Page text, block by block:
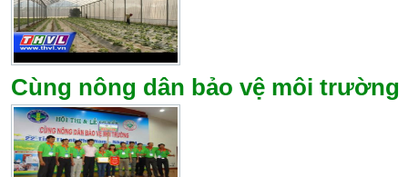
Cùng nông dân bảo vệ môi trường